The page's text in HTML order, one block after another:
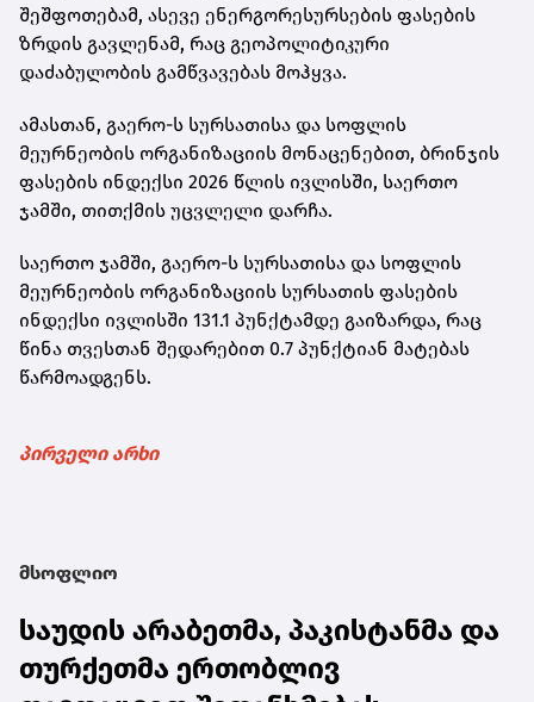
შეშფოთებამ, ასევე ენერგორესურსების ფასების
ზრდის გავლენამ, რაც გეოპოლიტიკური
დაძაბულობის გამწვავებას მოჰყვა.
ამასთან, გაერო-ს სურსათისა და სოფლის
მეურნეობის ორგანიზაციის მონაცენებით, ბრინჯის
ფასების ინდექსი 2026 წლის ივლისში, საერთო
ჯამში, თითქმის უცვლელი დარჩა.
საერთო ჯამში, გაერო-ს სურსათისა და სოფლის
მეურნეობის ორგანიზაციის სურსათის ფასების
ინდექსი ივლისში 131.1 პუნქტამდე გაიზარდა, რაც
წინა თვესთან შედარებით 0.7 პუნქტიან მატებას
წარმოადგენს.
პირველი არხი
მსოფლიო
საუდის არაბეთმა, პაკისტანმა და
თურქეთმა ერთობლივ